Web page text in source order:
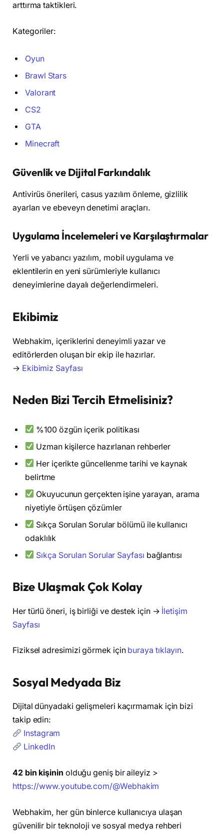
arttırma taktikleri.
Kategoriler:
Oyun
Brawl Stars
Valorant
CS2
GTA
Minecraft
Güvenlik ve Dijital Farkındalık
Antivirüs önerileri, casus yazılım önleme, gizlilik
ayarları ve ebeveyn denetimi araçları.
Uygulama İncelemeleri ve Karşılaştırmalar
Yerli ve yabancı yazılım, mobil uygulama ve
eklentilerin en yeni sürümleriyle kullanıcı
deneyimlerine dayalı değerlendirmeleri.
Ekibimiz
Webhakim, içeriklerini deneyimli yazar ve
editörlerden oluşan bir ekip ile hazırlar.
→ Ekibimiz Sayfası
Neden Bizi Tercih Etmelisiniz?
%100 özgün içerik politikası
Uzman kişilerce hazırlanan rehberler
Her içerikte güncellenme tarihi ve kaynak
belirtme
Okuyucunun gerçekten işine yarayan, arama
niyetiyle örtüşen çözümler
Sıkça Sorulan Sorular bölümü ile kullanıcı
odaklılık
Sıkça Sorulan Sorular Sayfası bağlantısı
Bize Ulaşmak Çok Kolay
Her türlü öneri, iş birliği ve destek için → İletişim
Sayfası
Fiziksel adresimizi görmek için buraya tıklayın.
Sosyal Medyada Biz
Dijital dünyadaki gelişmeleri kaçırmamak için bizi
takip edin:
Instagram
LinkedIn
42 bin kişinin olduğu geniş bir aileyiz >
https://www.youtube.com/@Webhakim
Webhakim, her gün binlerce kullanıcıya ulaşan
güvenilir bir teknoloji ve sosyal medya rehberi